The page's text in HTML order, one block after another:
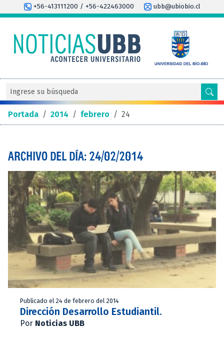
+56-413111200 / +56-422463000 ubb@ubiobio.cl
Portada / 2014 / febrero / 24
ARCHIVO DEL DÍA: 24/02/2014
Publicado el 24 de febrero del 2014
Dirección Desarrollo Estudiantil.
Por Noticias UBB